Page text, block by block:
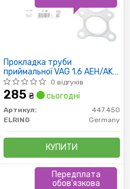
Jetta,
Сальники клапанів
Прокладка труби
приймальної VAG 1.6 AEH/AKL
(пр-во Elring)0 відгуків
285 ₴ сьогодні
Артикул:
447.450
ELRING
Germany
КУПИТИ
Передплата
обов'язкова